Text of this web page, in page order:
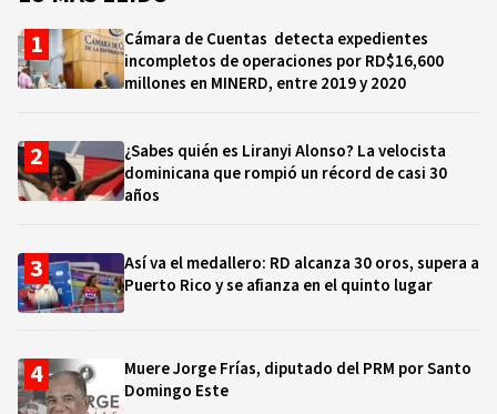
Cámara de Cuentas detecta expedientes
incompletos de operaciones por RD$16,600
millones en MINERD, entre 2019 y 2020
¿Sabes quién es Liranyi Alonso? La velocista
dominicana que rompió un récord de casi 30
años
Así va el medallero: RD alcanza 30 oros, supera a
Puerto Rico y se afianza en el quinto lugar
Muere Jorge Frías, diputado del PRM por Santo
Domingo Este